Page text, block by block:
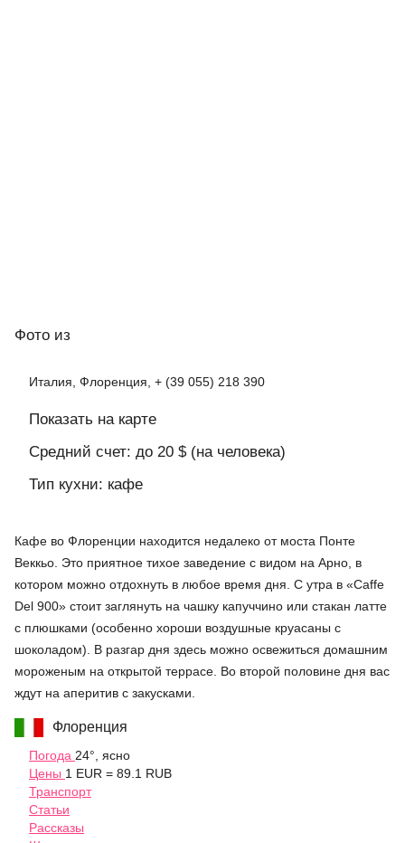
Фото из
Италия, Флоренция, + (39 055) 218 390
Показать на карте
Средний счет: до 20 $ (на человека)
Тип кухни: кафе
Кафе во Флоренции находится недалеко от моста Понте
Веккьо. Это приятное тихое заведение с видом на Арно, в
котором можно отдохнуть в любое время дня. С утра в «Caffe
Del 900» стоит заглянуть на чашку капуччино или стакан латте
с плюшками (особенно хороши воздушные круасаны с
шоколадом). В разгар дня здесь можно освежиться домашним
мороженым на открытой террасе. Во второй половине дня вас
ждут на аперитив с закусками.
Флоренция
Погода 24°, ясно
Цены 1 EUR = 89.1 RUB
Транспорт
Статьи
Рассказы